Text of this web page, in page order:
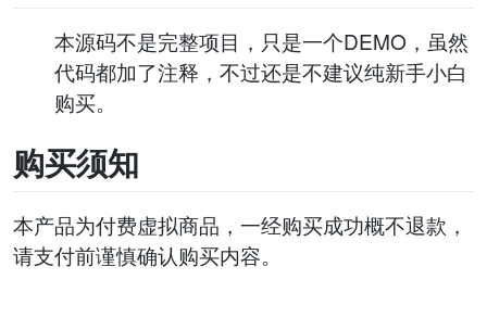
本源码不是完整项目，只是一个DEMO，虽然
代码都加了注释，不过还是不建议纯新手小白
购买。
购买须知
本产品为付费虚拟商品，一经购买成功概不退款，
请支付前谨慎确认购买内容。